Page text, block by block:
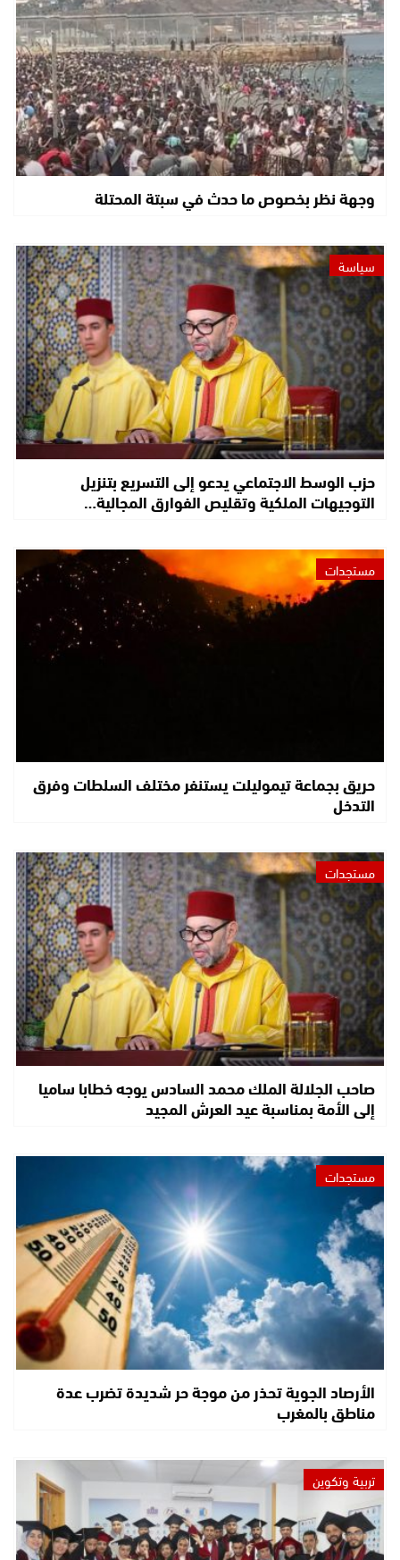
وجهة نظر بخصوص ما حدث في سبتة المحتلة
سياسة
حزب الوسط الاجتماعي يدعو إلى التسريع بتنزيل
التوجيهات الملكية وتقليص الفوارق المجالية…
مستجدات
حريق بجماعة تيموليلت يستنفر مختلف السلطات وفرق
التدخل
مستجدات
صاحب الجلالة الملك محمد السادس يوجه خطابا ساميا
إلى الأمة بمناسبة عيد العرش المجيد
مستجدات
الأرصاد الجوية تحذر من موجة حر شديدة تضرب عدة
مناطق بالمغرب
تربية وتكوين